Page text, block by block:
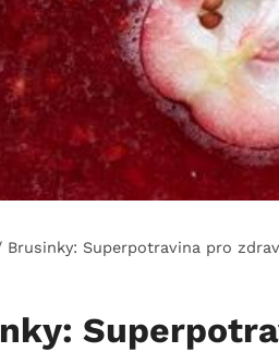
Brusinky: Superpotravina pro